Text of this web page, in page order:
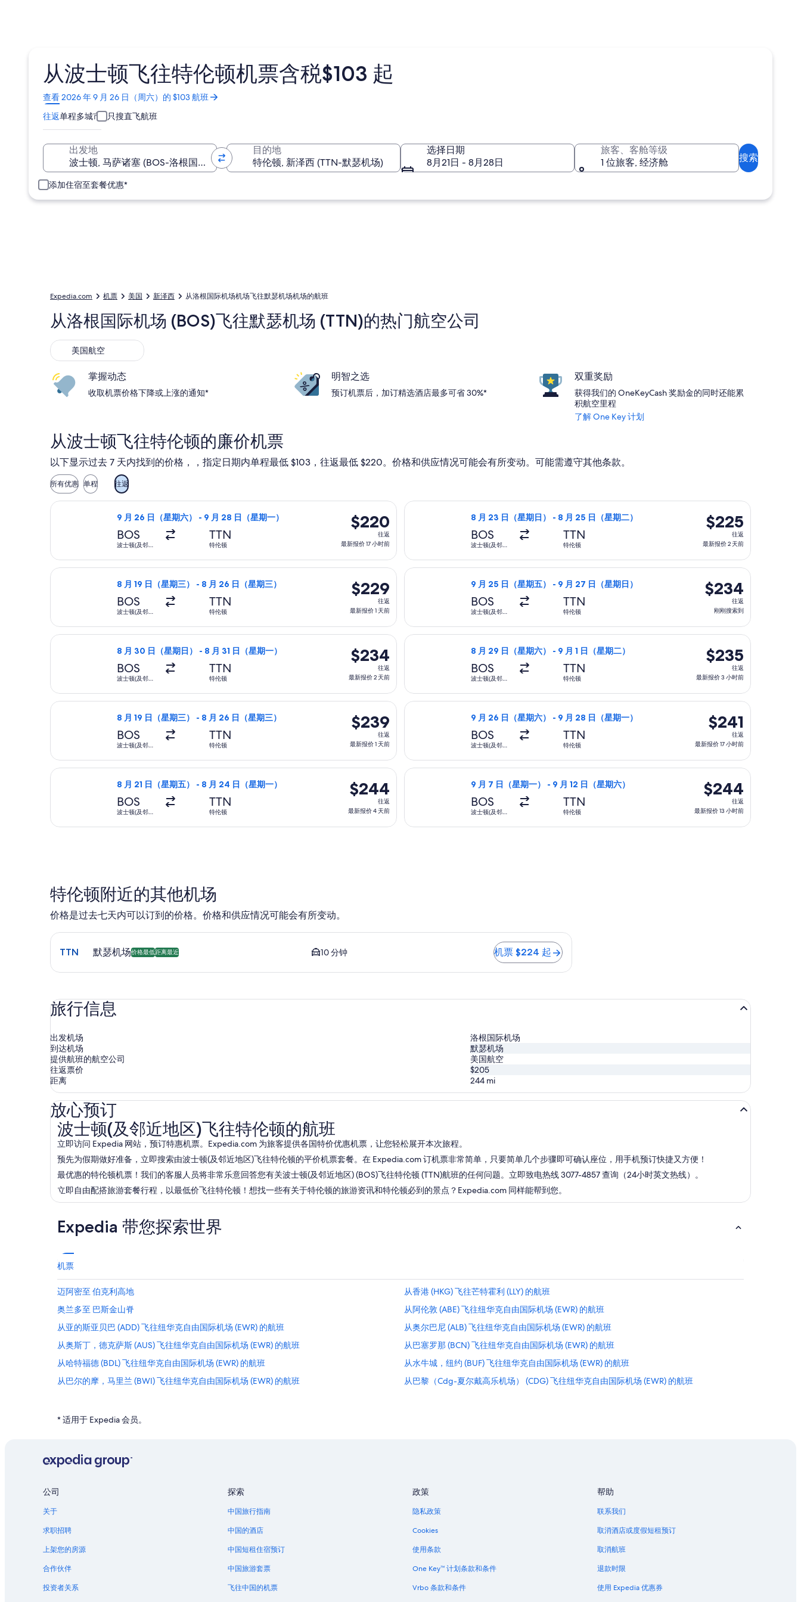
从波士顿飞往特伦顿机票含税$103 起
查看 2026 年 9 月 26 日（周六）的 $103 航班
在
新
窗
口
打
往返单程多城市 只搜直飞航班
出发地 目的地
选择日期
8月21日 - 8月28日
旅客、客舱等级
1 位旅客, 经济舱
搜索
添加住宿至套餐优惠*
Expedia.com 机票 美国 新泽西 从洛根国际机场机场飞往默瑟机场机场的航班
从洛根国际机场 (BOS)飞往默瑟机场 (TTN)的热门航空公司
美国航空
美国航空
掌握动态
收取机票价格下降或上涨的通知*
明智之选
预订机票后，加订精选酒店最多可省 30%*
双重奖励
获得我们的 OneKeyCash 奖励金的同时还能累
积航空里程
了解 One Key 计划
从波士顿飞往特伦顿的廉价机票
以下显示过去 7 天内找到的价格，，指定日期内单程最低 $103，往返最低 $220。价格和供应情况可能会有所变动。可能需遵守其他条款。
所有优惠 单程 往返
9 月 26 日（星期六） - 9 月 28 日（星期一）
BOS
波士顿(及邻近
TTN
特伦顿
$220
往
返,
新
报
价
17
时
前
$220
往返
最新报价 17 小时前
选择美国航空航班，9 月 26 日（星期六）从波士顿(及邻近地区)前往特伦顿，9 月 28 日（星期一）返回，价格为 $220，最新报价 17 小时前
8 月 23 日（星期日） - 8 月 25 日（星期二）
BOS
波士顿(及邻近
TTN
特伦顿
$225
往
返,
新
报
价
前
$225
往返
最新报价 2 天前
选择美国航空航班，8 月 23 日（星期日）从波士顿(及邻近地区)前往特伦顿，
8 月 19 日（星期三） - 8 月 26 日（星期三）
BOS
波士顿(及邻近
TTN
特伦顿
$229
往
返,
新
报
价
1
前
$229
往返
最新报价 1 天前
选择美国航空航班，8 月 19 日（星期三）从波士顿(及邻近地区)前往特伦顿，8 月 26 日（星期三）返回，价格为 $229，最新报价 1 天前
9 月 25 日（星期五） - 9 月 27 日（星期日）
BOS
波士顿(及邻近
TTN
特伦顿
$234
往
返,
刚
搜
索
到
$234
往返
刚刚搜索到
选择美国航空航班，9 月 25 日（星期五）从波士顿(及邻近地区)前往特伦顿，
8 月 30 日（星期日） - 8 月 31 日（星期一）
BOS
波士顿(及邻近
TTN
特伦顿
$234
往
返,
新
报
价
2
前
$234
往返
最新报价 2 天前
选择美国航空航班，8 月 30 日（星期日）从波士顿(及邻近地区)前往特伦顿，8 月 31 日（星期一）返回，价格为 $234，最新报价 2 天前
8 月 29 日（星期六） - 9 月 1 日（星期二）
BOS
波士顿(及邻近
TTN
特伦顿
$235
往
返,
新
报
价
3
时
前
$235
往返
最新报价 3 小时前
选择美国航空航班，8 月 29 日（星期六）从波士顿(及邻近地区)前往特伦顿，
8 月 19 日（星期三） - 8 月 26 日（星期三）
BOS
波士顿(及邻近
TTN
特伦顿
$239
往
返,
新
报
价
1
$239
往返
最新报价 1 天前
选择美国航空航班，8 月 19 日（星期三）从波士顿(及邻近地区)前往特伦顿，8 月 26 日（星期三）返回，价格为 $239，最新报价 1 天前
9 月 26 日（星期六） - 9 月 28 日（星期一）
BOS
波士顿(及邻近
TTN
特伦顿
$241
往
返,
新
报
价
17
$241
往返
最新报价 17 小时前
选择美国航空航班，9 月 26 日（星期六）从波士顿(及邻近地区)前往特伦顿，9
8 月 21 日（星期五） - 8 月 24 日（星期一）
BOS
波士顿(及邻近
TTN
特伦顿
$244
往
返,
$244
往返
最新报价 4 天前
选择美国航空航班，8 月 21 日（星期五）从波士顿(及邻近地区)前往特伦顿，8 月 24 日（星期一）返回，价格为 $244，最新报价 4 天前
9 月 7 日（星期一） - 9 月 12 日（星期六）
BOS
波士顿(及邻近
TTN
特伦顿
$244
往
返,
$244
往返
最新报价 13 小时前
选择美国航空航班，9 月 7 日（星期一）从波士顿(及邻近地区)前往特伦顿，9
特伦顿附近的其他机场
价格是过去七天内可以订到的价格。价格和供应情况可能会有所变动。
选择前往默瑟机场 (TTN) 的航班。 可预订的最便宜且距离最近的选项。 到市中心的平均车程为 10 分钟。 机票 $224 起
TTN 默瑟机场价格最低距离最近 10 分钟 机票 $224 起
旅行信息
出发机场
洛根国际机场
到达机场
默瑟机场
提供航班的航空公司
美国航空
往返票价
$205
距离
244 mi
放心预订
波士顿(及邻近地区)飞往特伦顿的航班
立即访问 Expedia 网站，预订特惠机票。Expedia.com 为旅客提供各国特价优惠机票，让您轻松展开本次旅程。
预先为假期做好准备，立即搜索由波士顿(及邻近地区)飞往特伦顿的平价机票套餐。在 Expedia.com 订机票非常简单，只要简单几个步骤即可确认座位，用手机预订快捷又方便！
最优惠的特伦顿机票！我们的客服人员将非常乐意回答您有关波士顿(及邻近地区) (BOS)飞往特伦顿 (TTN)航班的任何问题。立即致电热线 3077-4857 查询（24小时英文热线）。
立即自由配搭旅游套餐行程，以最低价飞往特伦顿！想找一些有关于特伦顿的旅游资讯和特伦顿必到的景点？Expedia.com 同样能帮到您。
波士顿(及邻近地区)飞往特伦顿的航班
Expedia 带您探索世界
机票
迈阿密至 伯克利高地
从香港 (HKG) 飞往芒特霍利 (LLY) 的航班
奥兰多至 巴斯金山脊
从阿伦敦 (ABE) 飞往纽华克自由国际机场 (EWR) 的航班
从亚的斯亚贝巴 (ADD) 飞往纽华克自由国际机场 (EWR) 的航班
从奥尔巴尼 (ALB) 飞往纽华克自由国际机场 (EWR) 的航班
从奥斯丁，德克萨斯 (AUS) 飞往纽华克自由国际机场 (EWR) 的航班
从巴塞罗那 (BCN) 飞往纽华克自由国际机场 (EWR) 的航班
从哈特福德 (BDL) 飞往纽华克自由国际机场 (EWR) 的航班
从水牛城，纽约 (BUF) 飞往纽华克自由国际机场 (EWR) 的航班
从巴尔的摩，马里兰 (BWI) 飞往纽华克自由国际机场 (EWR) 的航班
从巴黎（Cdg-夏尔戴高乐机场） (CDG) 飞往纽华克自由国际机场 (EWR) 的航班
从重庆 (CKG) 飞往纽华克自由国际机场 (EWR) 的航班
从成都 (CTU) 飞往纽华克自由国际机场 (EWR) 的航班
从威斯康辛 (CWA) 飞往纽华克自由国际机场 (EWR) 的航班
从丹佛 (DEN) 飞往纽华克自由国际机场 (EWR) 的航班
从达拉斯 (DFW) 飞往纽华克自由国际机场 (EWR) 的航班
从大连 (DLC) 飞往纽华克自由国际机场 (EWR) 的航班
从迪拜 (DXB) 飞往纽华克自由国际机场 (EWR) 的航班
* 适用于 Expedia 会员。
公司
关于
求职招聘
上架您的房源
合作伙伴
投资者关系
探索
中国旅行指南
中国的酒店
中国短租住宿预订
中国旅游套票
飞往中国的机票
政策
隐私政策
Cookies
使用条款
One Key™ 计划条款和条件
Vrbo 条款和条件
帮助
联系我们
取消酒店或度假短租预订
取消航班
退款时限
使用 Expedia 优惠券